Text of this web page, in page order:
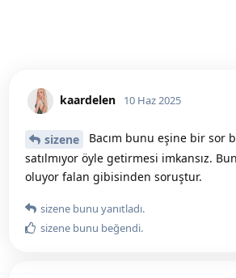
kaardelen 10 Haz 2025
sizene
Bacım bunu eşine bir sor
satılmıyor öyle getirmesi imkansız.
oluyor falan gibisinden soruştur.
sizene bunu yanıtladı.
sizene bunu beğendi.